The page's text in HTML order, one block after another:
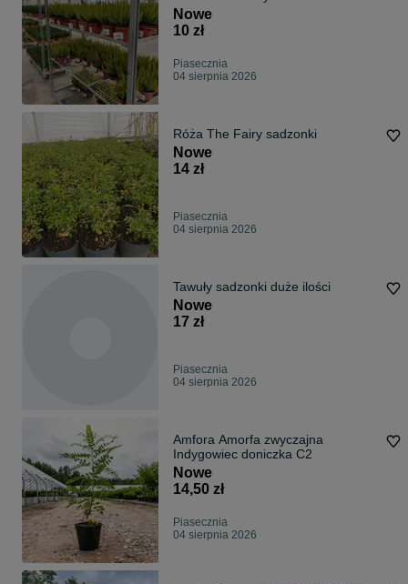
Drutowiec
Nowe
10 zł
Piasecznia
04 sierpnia 2026
Róża The Fairy sadzonki
Nowe
14 zł
Piasecznia
04 sierpnia 2026
Tawuły sadzonki duże ilości
Nowe
17 zł
Piasecznia
04 sierpnia 2026
Amfora Amorfa zwyczajna
Indygowiec doniczka C2
Nowe
14,50 zł
Piasecznia
04 sierpnia 2026